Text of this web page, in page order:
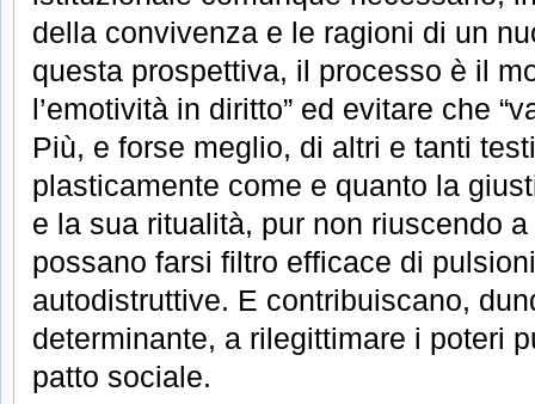
della convivenza e le ragioni di un
questa prospettiva, il processo è il
l’emotività in diritto” ed evitare che
Più, e forse meglio, di altri e tanti
plasticamente come e quanto la
e la sua ritualità, pur non riuscendo
possano farsi filtro efficace di
autodistruttive. E contribuiscano,
determinante, a rilegittimare i poteri
patto sociale.